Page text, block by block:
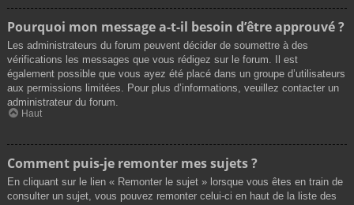
Pourquoi mon message a-t-il besoin d’être approuvé ?
Les administrateurs du forum peuvent décider de soumettre à des
vérifications les messages que vous rédigez sur le forum. Il est
également possible que vous ayez été placé dans un groupe d’utilisateurs
aux permissions limitées. Pour plus d’informations, veuillez contacter un
administrateur du forum.
Haut
Comment puis-je remonter mes sujets ?
En cliquant sur le lien « Remonter le sujet » lorsque vous êtes en train de
consulter un sujet, vous pouvez remonter celui-ci en haut de la liste des